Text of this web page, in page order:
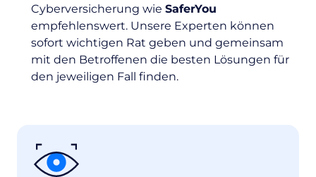
Cyberversicherung wie SaferYou
empfehlenswert. Unsere Experten können
sofort wichtigen Rat geben und gemeinsam
mit den Betroffenen die besten Lösungen für
den jeweiligen Fall finden.